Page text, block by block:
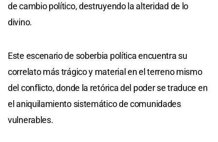
de cambio político, destruyendo la alteridad de lo
divino.
Este escenario de soberbia política encuentra su
correlato más trágico y material en el terreno mismo
del conflicto, donde la retórica del poder se traduce en
el aniquilamiento sistemático de comunidades
vulnerables.